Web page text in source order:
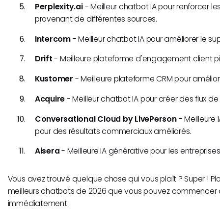
Perplexity.ai- Meilleur chatbot IA pour renforcer
provenant de différentes sources.
Intercom- Meilleur chatbot IA pour améliorer le
Drift- Meilleure plateforme d'engagement client
Kustomer - Meilleure plateforme CRM pour
Acquire- Meilleur chatbot IA pour créer des flux
Conversational Cloud by LivePerson- Meilleure
pour des résultats commerciaux améliorés.
Aisera- Meilleure IA générative pour les
Vous avez trouvé quelque chose qui vous plaît ? Super !
meilleurs chatbots de 2026 que vous pouvez commencer
immédiatement.